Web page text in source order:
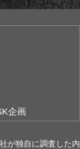
企画
が独自に調査した内